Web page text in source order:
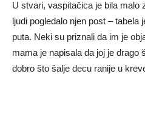
U stvari, vaspitačica je bila malo
ljudi pogledalo njen post – tabela
puta. Neki su priznali da im je
mama je napisala da joj je drago
dobro što šalje decu ranije u